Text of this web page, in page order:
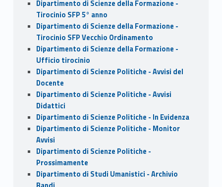
Dipartimento di Scienze della Formazione -
Tirocinio SFP 5° anno
Dipartimento di Scienze della Formazione -
Tirocinio SFP Vecchio Ordinamento
Dipartimento di Scienze della Formazione -
Ufficio tirocinio
Dipartimento di Scienze Politiche - Avvisi del
Docente
Dipartimento di Scienze Politiche - Avvisi
Didattici
Dipartimento di Scienze Politiche - In Evidenza
Dipartimento di Scienze Politiche - Monitor
Avvisi
Dipartimento di Scienze Politiche -
Prossimamente
Dipartimento di Studi Umanistici - Archivio